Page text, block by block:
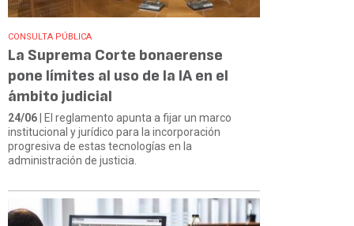
CONSULTA PÚBLICA
La Suprema Corte bonaerense
pone límites al uso de la IA en el
ámbito judicial
24/06 | El reglamento apunta a fijar un marco
institucional y jurídico para la incorporación
progresiva de estas tecnologías en la
administración de justicia.